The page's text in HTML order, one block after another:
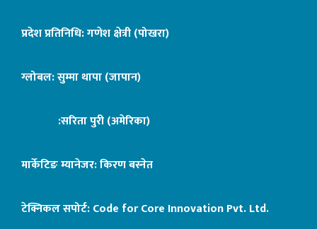
प्रदेश प्रतिनिधि: गणेश क्षेत्री (पोखरा)
ग्लोबल: सुम्मा थापा (जापान)
:सरिता पुरी (अमेरिका)
मार्केटिङ म्यानेजर: किरण बस्नेत
टेक्निकल सपोर्ट:Code for Core Innovation Pvt. Ltd.